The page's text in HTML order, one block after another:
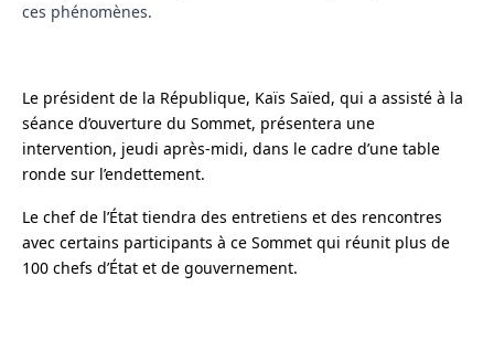
ces phénomènes.
Le président de la République, Kaïs Saïed, qui a assisté à la
séance d’ouverture du Sommet, présentera une
intervention, jeudi après-midi, dans le cadre d’une table
ronde sur l’endettement.
Le chef de l’État tiendra des entretiens et des rencontres
avec certains participants à ce Sommet qui réunit plus de
100 chefs d’État et de gouvernement.